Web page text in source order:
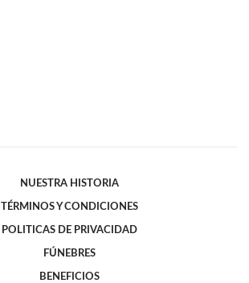
NUESTRA HISTORIA
TÉRMINOS Y CONDICIONES
POLITICAS DE PRIVACIDAD
FÚNEBRES
BENEFICIOS